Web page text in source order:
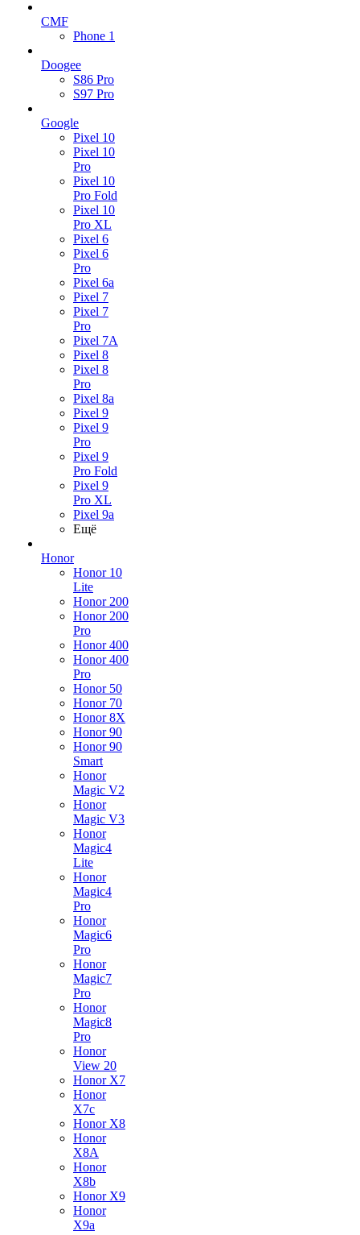
CMF
Phone 1
Doogee
S86 Pro
S97 Pro
Google
Pixel 10
Pixel 10
Pro
Pixel 10
Pro Fold
Pixel 10
Pro XL
Pixel 6
Pixel 6
Pro
Pixel 6a
Pixel 7
Pixel 7
Pro
Pixel 7A
Pixel 8
Pixel 8
Pro
Pixel 8a
Pixel 9
Pixel 9
Pro
Pixel 9
Pro Fold
Pixel 9
Pro XL
Pixel 9a
Ещё
Honor
Honor 10
Lite
Honor 200
Honor 200
Pro
Honor 400
Honor 400
Pro
Honor 50
Honor 70
Honor 8X
Honor 90
Honor 90
Smart
Honor
Magic V2
Honor
Magic V3
Honor
Magic4
Lite
Honor
Magic4
Pro
Honor
Magic6
Pro
Honor
Magic7
Pro
Honor
Magic8
Pro
Honor
View 20
Honor X7
Honor
X7c
Honor X8
Honor
X8A
Honor
X8b
Honor X9
Honor
X9a